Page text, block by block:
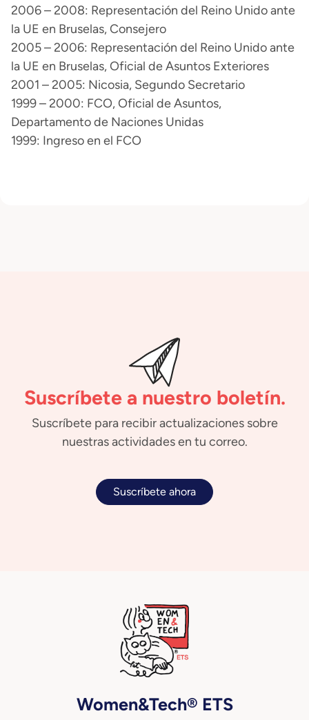
2006 – 2008: Representación del Reino Unido ante
la UE en Bruselas, Consejero
2005 – 2006: Representación del Reino Unido ante
la UE en Bruselas, Oficial de Asuntos Exteriores
2001 – 2005: Nicosia, Segundo Secretario
1999 – 2000: FCO, Oficial de Asuntos,
Departamento de Naciones Unidas
1999: Ingreso en el FCO
Suscríbete a nuestro boletín.
Suscríbete para recibir actualizaciones sobre
nuestras actividades en tu correo.
Suscríbete ahora
Women&Tech® ETS